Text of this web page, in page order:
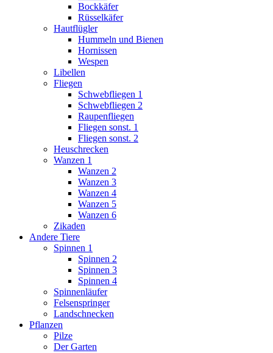
Bockkäfer
Rüsselkäfer
Hautflügler
Hummeln und Bienen
Hornissen
Wespen
Libellen
Fliegen
Schwebfliegen 1
Schwebfliegen 2
Raupenfliegen
Fliegen sonst. 1
Fliegen sonst. 2
Heuschrecken
Wanzen 1
Wanzen 2
Wanzen 3
Wanzen 4
Wanzen 5
Wanzen 6
Zikaden
Andere Tiere
Spinnen 1
Spinnen 2
Spinnen 3
Spinnen 4
Spinnenläufer
Felsenspringer
Landschnecken
Pflanzen
Pilze
Der Garten